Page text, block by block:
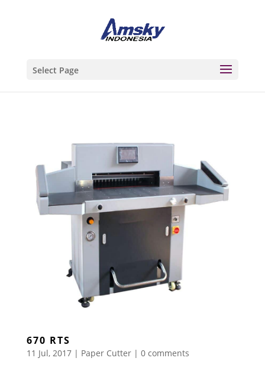
Select Page
670 RTS
11 Jul, 2017| Paper Cutter| 0 comments